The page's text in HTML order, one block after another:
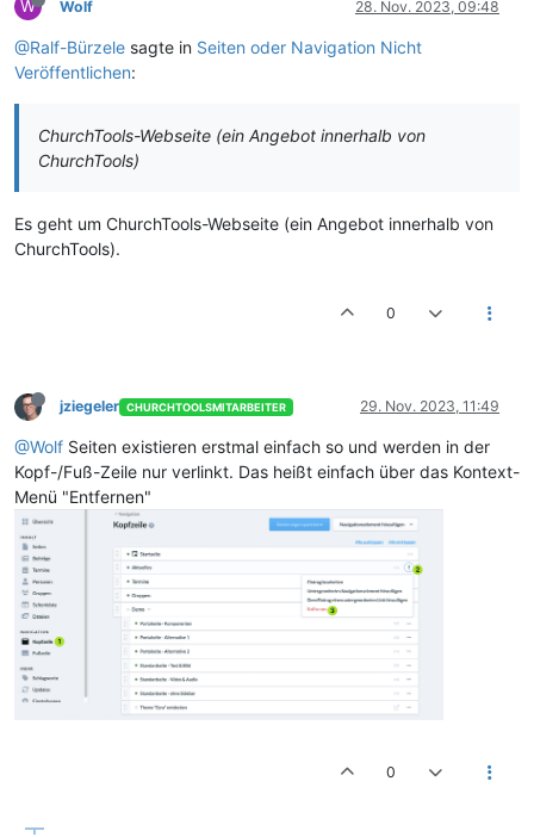
W Wolf 28. Nov. 2023, 09:48
@Ralf-Bürzele sagte in Seiten oder Navigation Nicht
Veröffentlichen:
ChurchTools-Webseite (ein Angebot innerhalb von
ChurchTools)
Es geht um ChurchTools-Webseite (ein Angebot innerhalb von
ChurchTools).
0
jziegeler CHURCHTOOLSMITARBEITER 29. Nov. 2023, 11:49
@Wolf Seiten existieren erstmal einfach so und werden in der
Kopf-/Fuß-Zeile nur verlinkt. Das heißt einfach über das Kontext-
Menü "Entfernen"
0